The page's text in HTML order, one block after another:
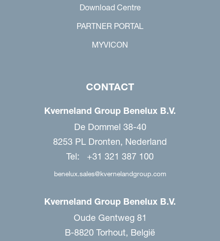
Download Centre
PARTNER PORTAL
MYVICON
CONTACT
Kverneland Group Benelux B.V.
De Dommel 38-40
8253 PL Dronten, Nederland
Tel: +31 321 387 100
benelux.sales@kvernelandgroup.com
Kverneland Group Benelux B.V.
Oude Gentweg 81
B-8820 Torhout, België